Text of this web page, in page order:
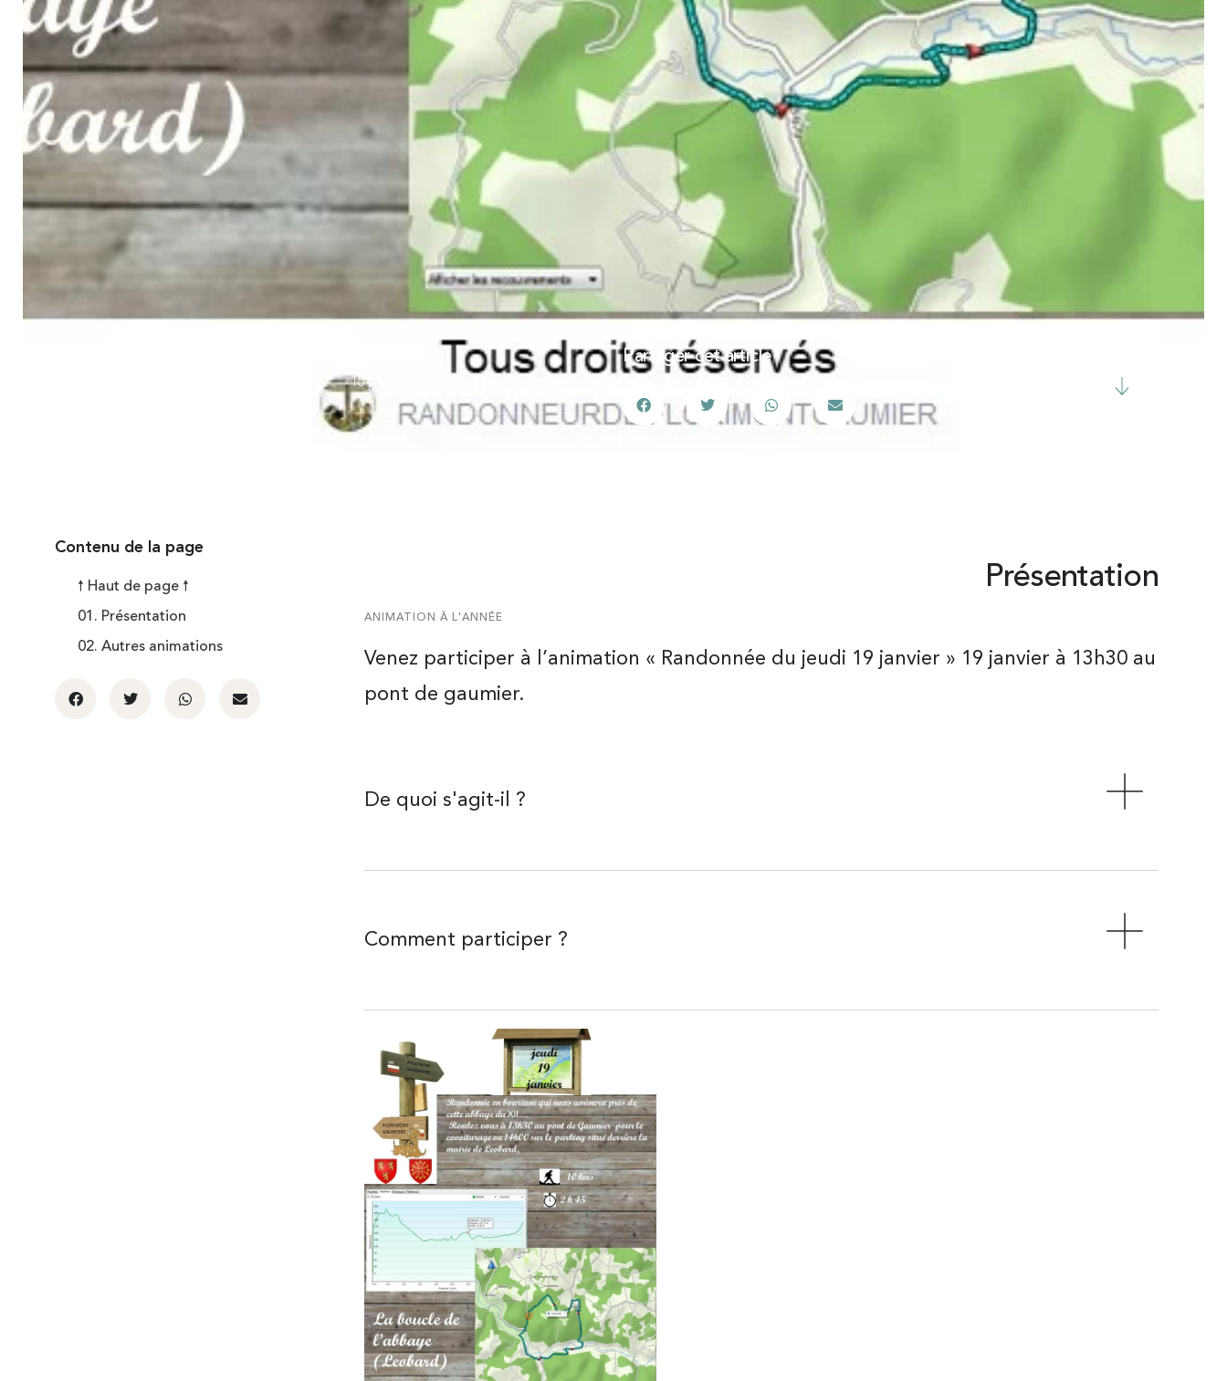
15 janvier 2023
Partager cet article
Contenu de la page
🠕 Haut de page 🠕
01. Présentation
02. Autres animations
Présentation
ANIMATION À L'ANNÉE
Venez participer à l’animation « Randonnée du jeudi 19 janvier » 19 janvier à 13h30 au
pont de gaumier.
De quoi s'agit-il ?
Comment participer ?